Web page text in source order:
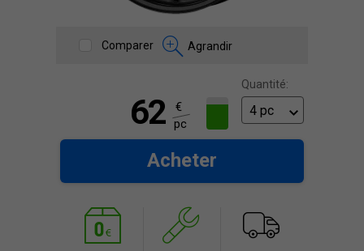
Comparer Agrandir
Quantité:
62
€
pc
Acheter